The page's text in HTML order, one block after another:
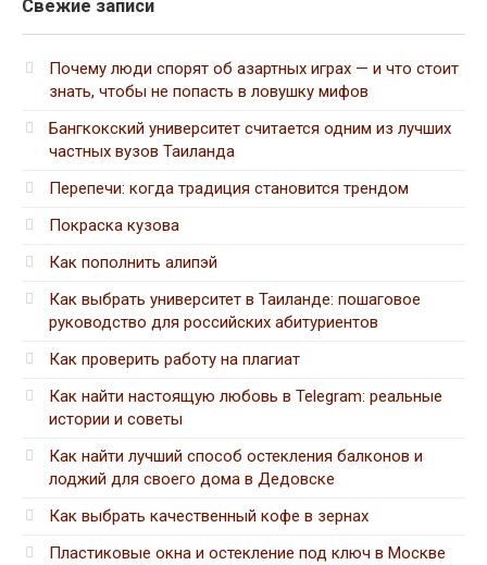
Свежие записи
Почему люди спорят об азартных играх — и что стоит
знать, чтобы не попасть в ловушку мифов
Бангкокский университет считается одним из лучших
частных вузов Таиланда
Перепечи: когда традиция становится трендом
Покраска кузова
Как пополнить алипэй
Как выбрать университет в Таиланде: пошаговое
руководство для российских абитуриентов
Как проверить работу на плагиат
Как найти настоящую любовь в Telegram: реальные
истории и советы
Как найти лучший способ остекления балконов и
лоджий для своего дома в Дедовске
Как выбрать качественный кофе в зернах
Пластиковые окна и остекление под ключ в Москве